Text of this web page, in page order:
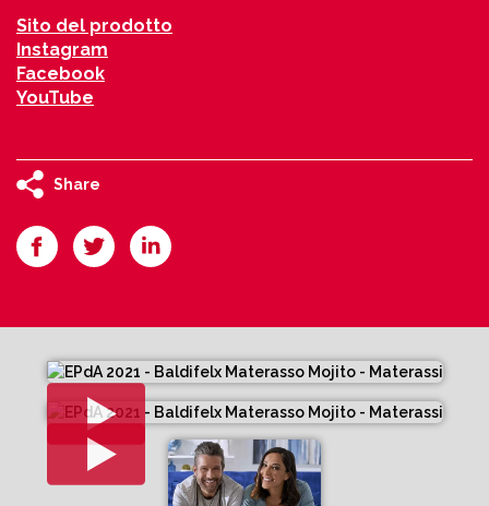
Sito del prodotto
Instagram
Facebook
YouTube
Share